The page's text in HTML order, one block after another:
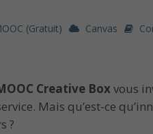
(gratuit) Canvas
Creative Boxvous
Mais qu’est-ce
?